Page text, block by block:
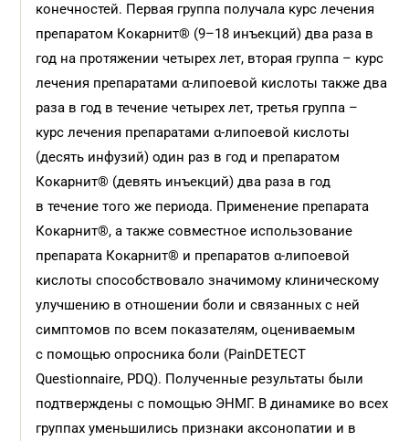
конечностей. Первая группа получала курс лечения
препаратом Кокарнит® (9–18 инъекций) два раза в
год на протяжении четырех лет, вторая группа – курс
лечения препаратами α-липоевой кислоты также два
раза в год в течение четырех лет, третья группа –
курс лечения препаратами α-липоевой кислоты
(десять инфузий) один раз в год и препаратом
Кокарнит® (девять инъекций) два раза в год
в течение того же периода. Применение препарата
Кокарнит®, а также совместное использование
препарата Кокарнит® и препаратов α-липоевой
кислоты способствовало значимому клиническому
улучшению в отношении боли и связанных с ней
симптомов по всем показателям, оцениваемым
с помощью опросника боли (PainDETECT
Questionnaire, PDQ). Полученные результаты были
подтверждены с помощью ЭНМГ. В динамике во всех
группах уменьшились признаки аксонопатии и в